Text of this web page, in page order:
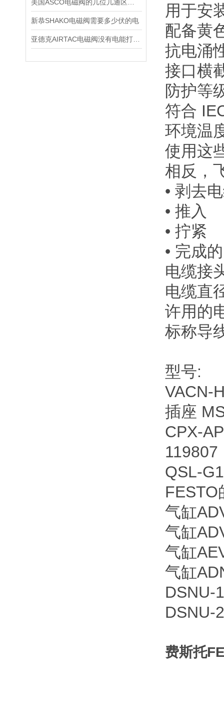
新恭SHAKO电磁阀需要多少伏的电
用于安
配备黄
抗电涌
接口横
防护等
符合
环境温
使用这
相反，
• 剥去
• 推入
• 拧紧
• 完成的
电缆接
电缆直
许用的
标称导
型号:
VACN-
插座
CPX-
QSL-
气缸
气缸
气缸
气缸
DSNU-
DSNU-
费斯托